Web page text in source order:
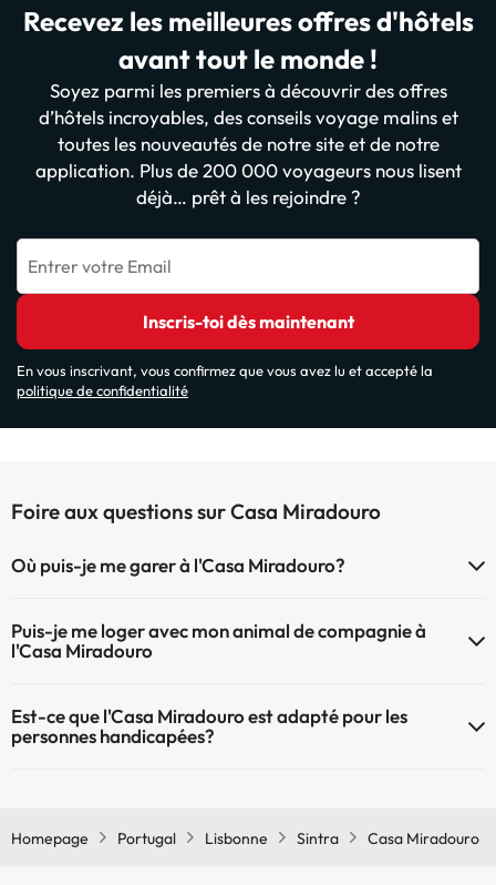
Recevez les meilleures offres d'hôtels
avant tout le monde !
Soyez parmi les premiers à découvrir des offres
d’hôtels incroyables, des conseils voyage malins et
toutes les nouveautés de notre site et de notre
application. Plus de 200 000 voyageurs nous lisent
déjà… prêt à les rejoindre ?
Entrer votre Email
Inscris-toi dès maintenant
En vous inscrivant, vous confirmez que vous avez lu et accepté la
politique de confidentialité
Foire aux questions sur Casa Miradouro
Où puis-je me garer à l'Casa Miradouro?
pour vous garer (sous disponibilité?
Puis-je me loger avec mon animal de compagnie à
l'Casa Miradouro
(sous demande et de payement à la réception). Consultez les
conditions.
Est-ce que l'Casa Miradouro est adapté pour les
personnes handicapées?
Homepage Portugal Lisbonne Sintra Casa Miradouro